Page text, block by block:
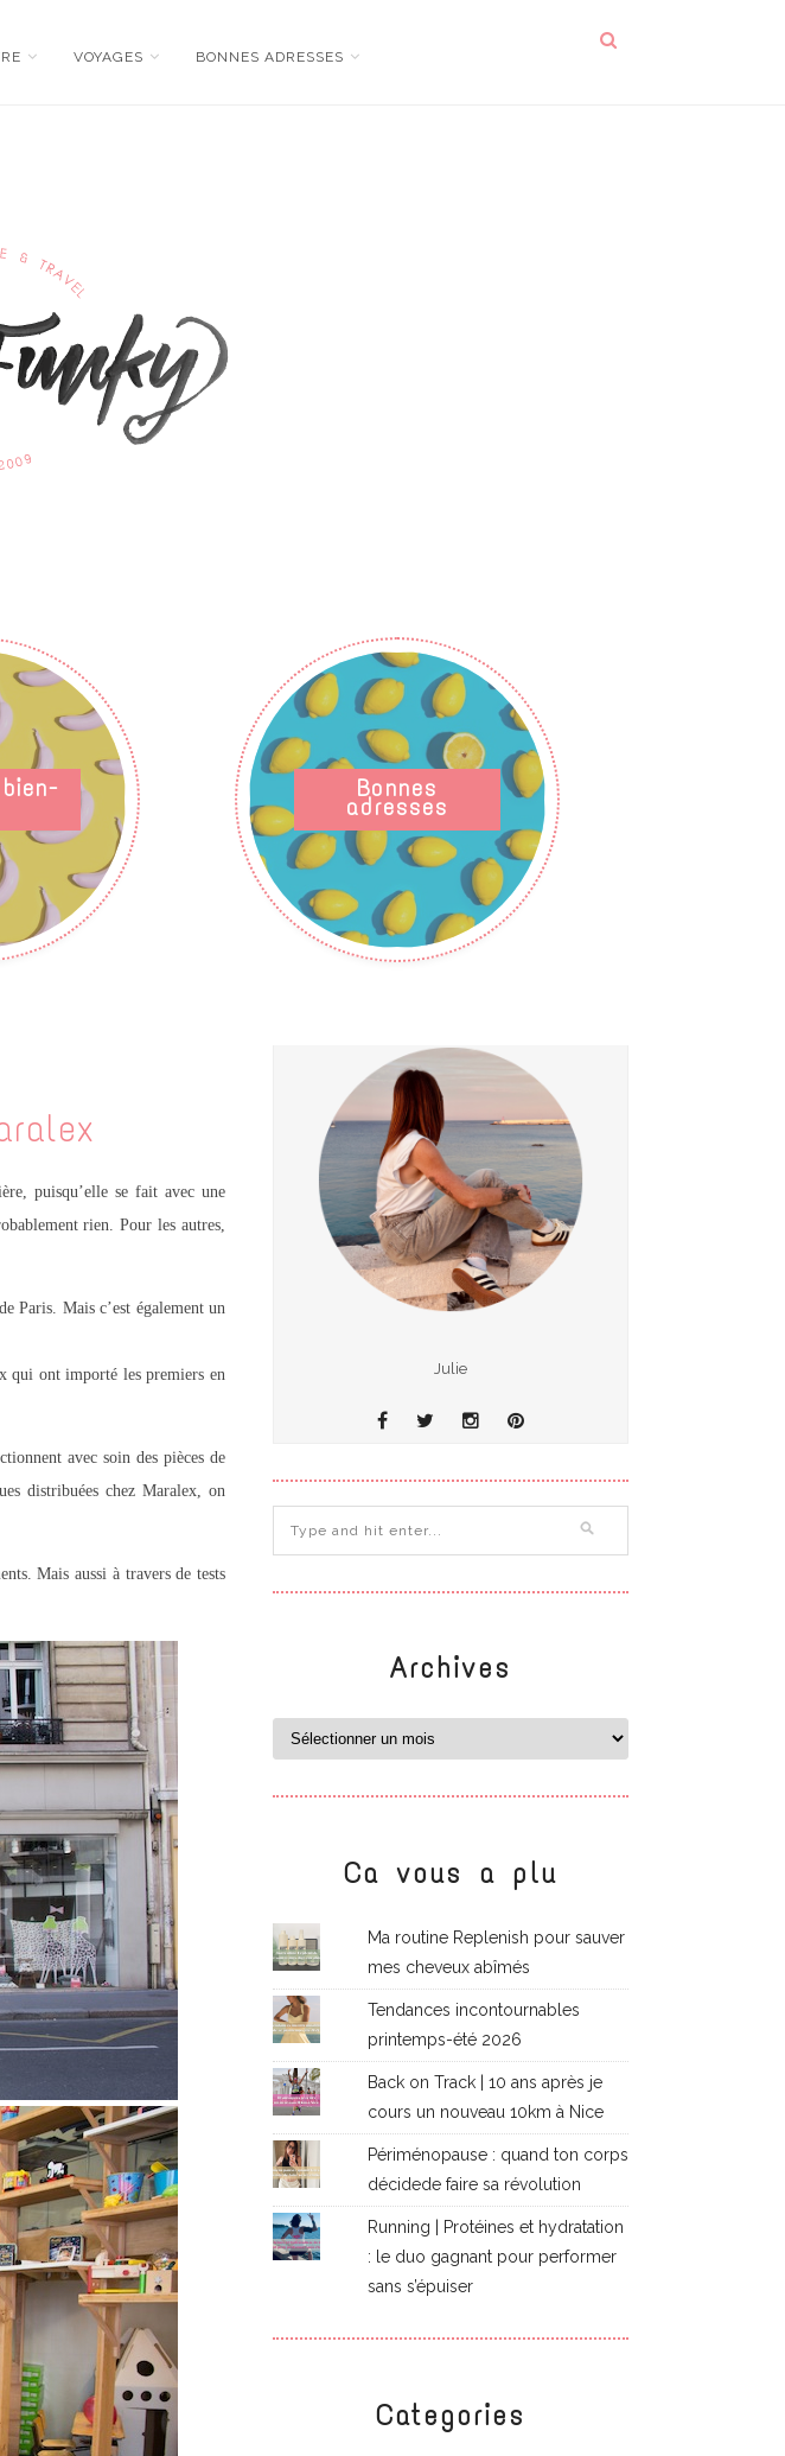
VOYAGES BONNES ADRESSES
Bonnes
adresses
puisqu’elle se fait avec une
rien. Pour les autres,
Paris. Mais c’est également un
qui ont importé les premiers en
avec soin des pièces de
distribuées chez Maralex, on
Mais aussi à travers de tests
Julie
Archives
Ca vous a plu
Ma routine Replenish pour sauver
mes cheveux abîmés
Tendances incontournables
printemps-été 2026
Back on Track | 10 ans après je
cours un nouveau 10km à Nice
Périménopause : quand ton corps
décidede faire sa révolution
Running | Protéines et hydratation
: le duo gagnant pour performer
sans s’épuiser
Categories